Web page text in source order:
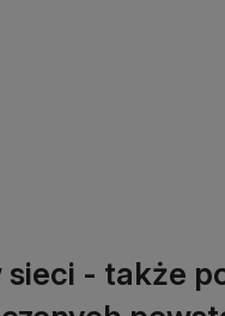
sieci - także